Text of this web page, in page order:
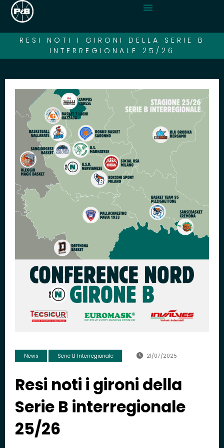
RESI NOTI I GIRONI DELLA SERIE B
INTERREGIONALE 25/26
News Serie B Interregionale 21/07/2025
Resi noti i gironi della
Serie B interregionale
25/26